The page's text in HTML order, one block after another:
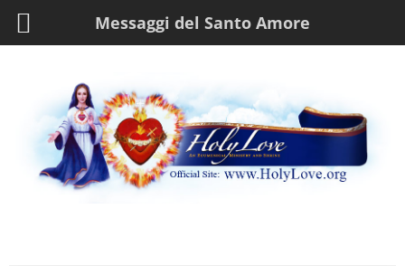
Messaggi del Santo Amore